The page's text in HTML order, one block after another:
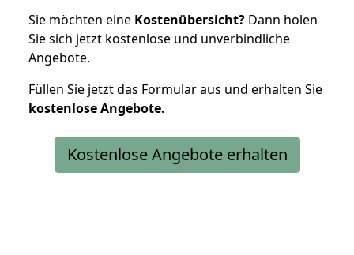
Sie möchten eine Kostenübersicht? Dann holen
Sie sich jetzt kostenlose und unverbindliche
Angebote.
Füllen Sie jetzt das Formular aus und erhalten Sie
kostenloseAngebote.
Kostenlose Angebote erhalten